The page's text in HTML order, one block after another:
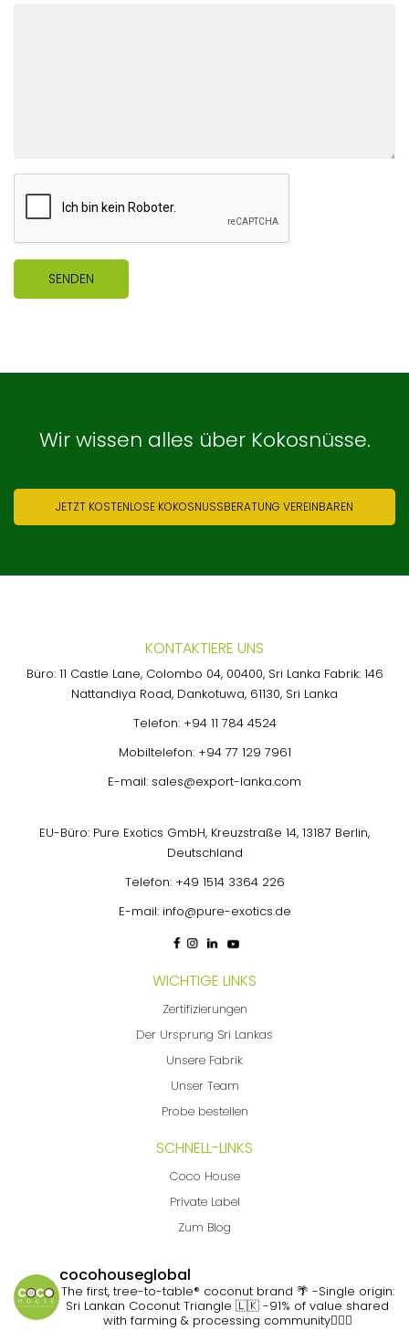
Wir wissen alles über Kokosnüsse.
JETZT KOSTENLOSE KOKOSNUSSBERATUNG VEREINBAREN
KONTAKTIERE UNS
Büro: 11 Castle Lane, Colombo 04, 00400, Sri Lanka Fabrik: 146
Nattandiya Road, Dankotuwa, 61130, Sri Lanka
Telefon: +94 11 784 4524
Mobiltelefon: +94 77 129 7961
E-mail: sales@export-lanka.com
EU-Büro: Pure Exotics GmbH, Kreuzstraße 14, 13187 Berlin,
Deutschland
Telefon: +49 1514 3364 226
E-mail: info@pure-exotics.de
WICHTIGE LINKS
Zertifizierungen
Der Ursprung Sri Lankas
Unsere Fabrik
Unser Team
Probe bestellen
SCHNELL-LINKS
Coco House
Private Label
Zum Blog
cocohouseglobal
The first, tree-to-table® coconut brand 🌴 -Single origin:
Sri Lankan Coconut Triangle 🇱🇰 -91% of value shared
with farming & processing community👷🏽‍♀️